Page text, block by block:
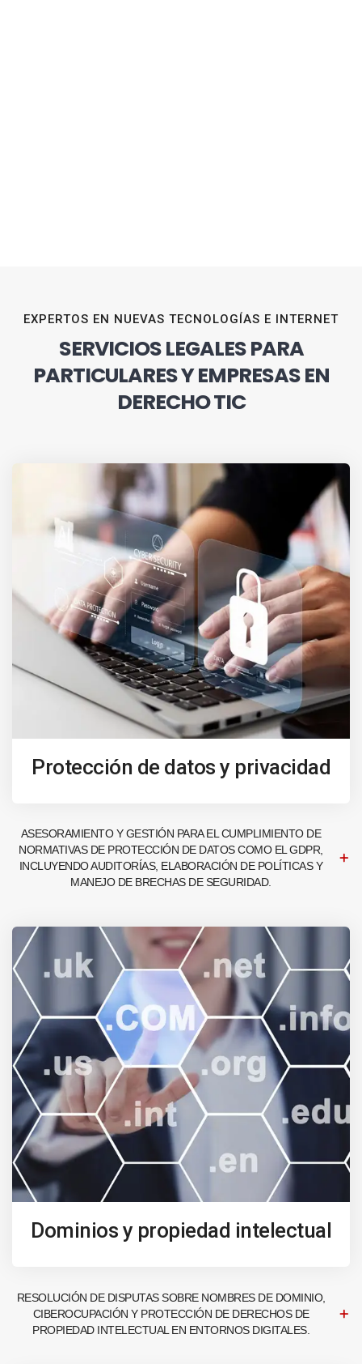
EXPERTOS EN NUEVAS TECNOLOGÍAS E INTERNET
SERVICIOS LEGALES PARA
PARTICULARES Y EMPRESAS EN
DERECHO TIC
Protección de datos y privacidad
ASESORAMIENTO Y GESTIÓN PARA EL CUMPLIMIENTO DE
NORMATIVAS DE PROTECCIÓN DE DATOS COMO EL GDPR,
INCLUYENDO AUDITORÍAS, ELABORACIÓN DE POLÍTICAS Y
MANEJO DE BRECHAS DE SEGURIDAD.
Dominios y propiedad intelectual
RESOLUCIÓN DE DISPUTAS SOBRE NOMBRES DE DOMINIO,
CIBEROCUPACIÓN Y PROTECCIÓN DE DERECHOS DE
PROPIEDAD INTELECTUAL EN ENTORNOS DIGITALES.